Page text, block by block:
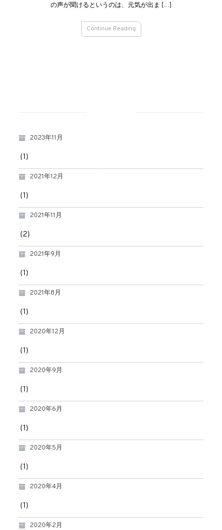
の声が聞けるというのは、元気が出ま […]
Continue Reading
2023年11月
(1)
2021年12月
(1)
2021年11月
(2)
2021年9月
(1)
2021年8月
(1)
2020年12月
(1)
2020年9月
(1)
2020年6月
(1)
2020年5月
(1)
2020年4月
(1)
2020年2月